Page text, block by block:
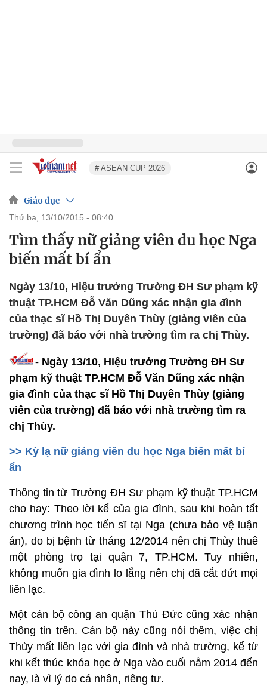
# ASEAN CUP 2026
Giáo dục
thứ ba, 13/10/2015 - 08:40
Tìm thấy nữ giảng viên du học Nga
biến mất bí ẩn
Ngày 13/10, Hiệu trưởng Trường ĐH Sư phạm kỹ
thuật TP.HCM Đỗ Văn Dũng xác nhận gia đình
của thạc sĩ Hồ Thị Duyên Thùy (giảng viên của
trường) đã báo với nhà trường tìm ra chị Thùy.
- Ngày 13/10, Hiệu trưởng Trường ĐH Sư
phạm kỹ thuật TP.HCM Đỗ Văn Dũng xác nhận
gia đình của thạc sĩ Hồ Thị Duyên Thùy (giảng
viên của trường) đã báo với nhà trường tìm ra
chị Thùy.
>> Kỳ lạ nữ giảng viên du học Nga biến mất bí
ẩn
Thông tin từ Trường ĐH Sư phạm kỹ thuật TP.HCM
cho hay: Theo lời kể của gia đình, sau khi hoàn tất
chương trình học tiến sĩ tại Nga (chưa bảo vệ luận
án), do bị bệnh từ tháng 12/2014 nên chị Thùy thuê
một phòng trọ tại quận 7, TP.HCM. Tuy nhiên,
không muốn gia đình lo lắng nên chị đã cắt đứt mọi
liên lạc.
Một cán bộ công an quận Thủ Đức cũng xác nhận
thông tin trên. Cán bộ này cũng nói thêm, việc chị
Thùy mất liên lạc với gia đình và nhà trường, kể từ
khi kết thúc khóa học ở Nga vào cuối nằm 2014 đến
nay, là vì lý do cá nhân, riêng tư.